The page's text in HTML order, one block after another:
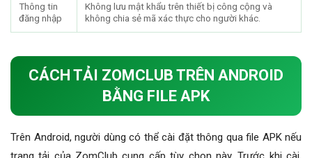
Thông tin
đăng nhập
Không lưu mật khẩu trên thiết bị công cộng và
không chia sẻ mã xác thực cho người khác.
CÁCH TẢI ZOMCLUB TRÊN ANDROID
BẰNG FILE APK
Trên Android, người dùng có thể cài đặt thông qua file APK nếu